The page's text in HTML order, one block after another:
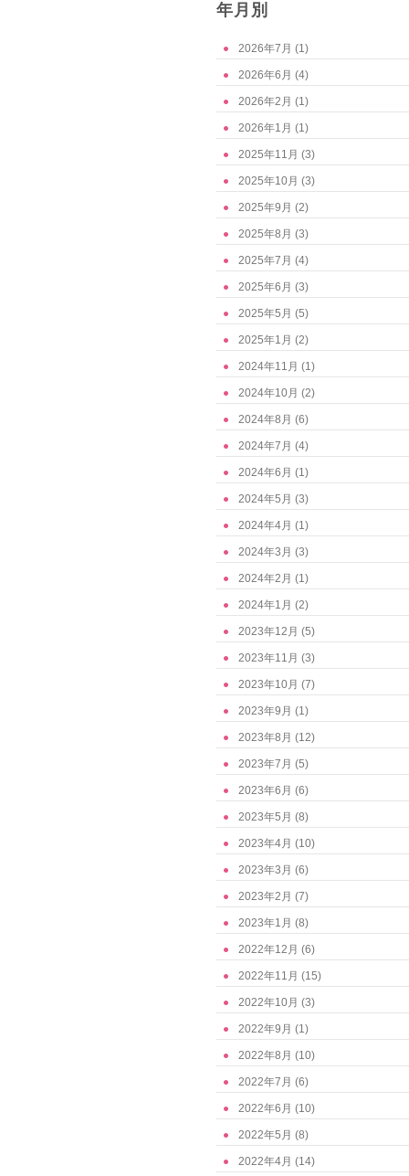
年月別
2026年7月 (1)
2026年6月 (4)
2026年2月 (1)
2026年1月 (1)
2025年11月 (3)
2025年10月 (3)
2025年9月 (2)
2025年8月 (3)
2025年7月 (4)
2025年6月 (3)
2025年5月 (5)
2025年1月 (2)
2024年11月 (1)
2024年10月 (2)
2024年8月 (6)
2024年7月 (4)
2024年6月 (1)
2024年5月 (3)
2024年4月 (1)
2024年3月 (3)
2024年2月 (1)
2024年1月 (2)
2023年12月 (5)
2023年11月 (3)
2023年10月 (7)
2023年9月 (1)
2023年8月 (12)
2023年7月 (5)
2023年6月 (6)
2023年5月 (8)
2023年4月 (10)
2023年3月 (6)
2023年2月 (7)
2023年1月 (8)
2022年12月 (6)
2022年11月 (15)
2022年10月 (3)
2022年9月 (1)
2022年8月 (10)
2022年7月 (6)
2022年6月 (10)
2022年5月 (8)
2022年4月 (14)